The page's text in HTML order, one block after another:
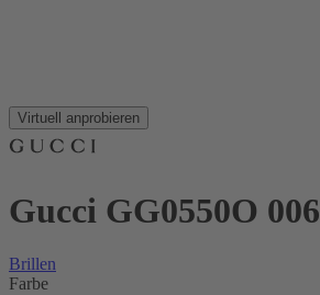
Virtuell anprobieren
Gucci GG0550O 006
Brillen
Farbe